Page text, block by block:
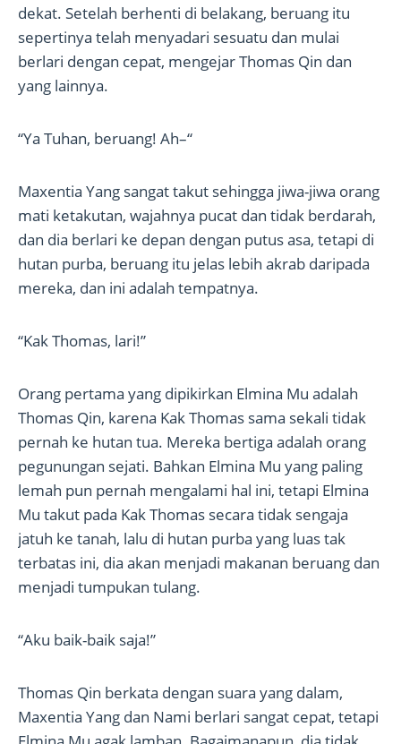
dekat. Setelah berhenti di belakang, beruang itu
sepertinya telah menyadari sesuatu dan mulai
berlari dengan cepat, mengejar Thomas Qin dan
yang lainnya.
“Ya Tuhan, beruang! Ah–“
Maxentia Yang sangat takut sehingga jiwa-jiwa orang
mati ketakutan, wajahnya pucat dan tidak berdarah,
dan dia berlari ke depan dengan putus asa, tetapi di
hutan purba, beruang itu jelas lebih akrab daripada
mereka, dan ini adalah tempatnya.
“Kak Thomas, lari!”
Orang pertama yang dipikirkan Elmina Mu adalah
Thomas Qin, karena Kak Thomas sama sekali tidak
pernah ke hutan tua. Mereka bertiga adalah orang
pegunungan sejati. Bahkan Elmina Mu yang paling
lemah pun pernah mengalami hal ini, tetapi Elmina
Mu takut pada Kak Thomas secara tidak sengaja
jatuh ke tanah, lalu di hutan purba yang luas tak
terbatas ini, dia akan menjadi makanan beruang dan
menjadi tumpukan tulang.
“Aku baik-baik saja!”
Thomas Qin berkata dengan suara yang dalam,
Maxentia Yang dan Nami berlari sangat cepat, tetapi